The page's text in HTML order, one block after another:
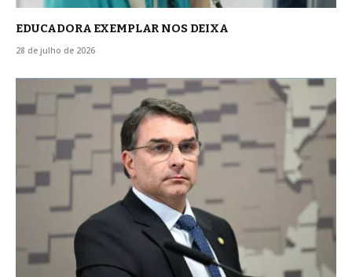
EDUCADORA EXEMPLAR NOS DEIXA
28 de julho de 2026